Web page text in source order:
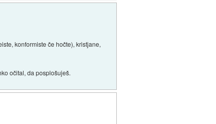
konformiste če hočte), kristjane,
očital, da posplošuješ.